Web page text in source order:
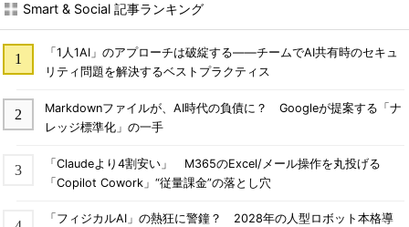
Smart & Social 記事ランキング
「1人1AI」のアプローチは破綻する――チームでAI共有時のセキュ
リティ問題を解決するベストプラクティス
Markdownファイルが、AI時代の負債に？ Googleが提案する「ナ
レッジ標準化」の一手
「Claudeより4割安い」 M365のExcel/メール操作を丸投げる
「Copilot Cowork」“従量課金”の落とし穴
「フィジカルAI」の熱狂に警鐘？ 2028年の人型ロボット本格導